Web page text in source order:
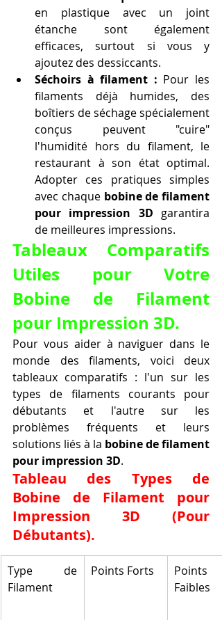
en plastique avec un joint
étanche sont également
efficaces, surtout si vous y
ajoutez des dessiccants.
Séchoirs à filament : Pour les
filaments déjà humides, des
boîtiers de séchage spécialement
conçus peuvent "cuire"
l'humidité hors du filament, le
restaurant à son état optimal.
Adopter ces pratiques simples
avec chaque bobine de filament
pour impression 3D garantira
de meilleures impressions.
Tableaux Comparatifs
Utiles pour Votre
Bobine de Filament
pour Impression 3D.
Pour vous aider à naviguer dans le
monde des filaments, voici deux
tableaux comparatifs : l'un sur les
types de filaments courants pour
débutants et l'autre sur les
problèmes fréquents et leurs
solutions liés à la bobine de filament
pour impression 3D.
Tableau des Types de
Bobine de Filament pour
Impression 3D (Pour
Débutants).
Type de
Filament
Points Forts
Points
Faibles